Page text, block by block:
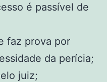
é passível de
faz prova por
da perícia;
juiz;